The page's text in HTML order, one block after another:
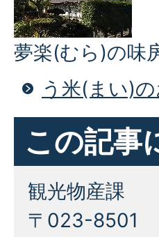
夢楽(むら)の味
う米(まい)
この記事
観光物産課
〒023-8501